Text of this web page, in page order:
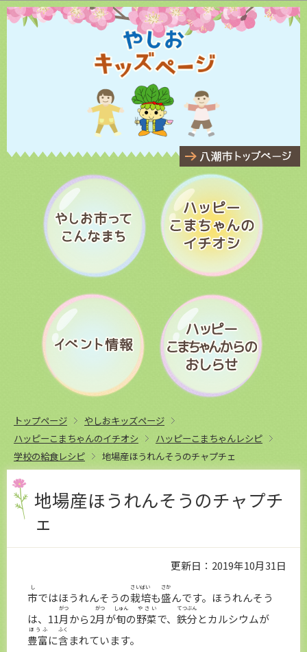
このページの本文へ移動
トップページ
やしおキッズページ
ハッピーこまちゃんのイチオシ
ハッピーこまちゃんレシピ
学校の給食レシピ
地場産ほうれんそうのチャプチェ
地場産ほうれんそうのチャプチ
ェ
更新日：2019年10月31日
市
し
ではほうれんそうの栽培
さいばい
も盛
さか
んです。ほうれんそう
は、11月
がつ
から2月
がつ
が旬
しゅん
の野菜
やさい
で、 鉄分
てつぶん
とカルシウムが
豊富
ほうふ
に含
ふく
まれています。